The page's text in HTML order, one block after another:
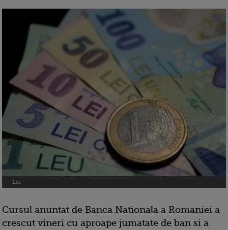
Lei
Cursul anuntat de Banca Nationala a Romaniei a
crescut vineri cu aproape jumatate de ban si a